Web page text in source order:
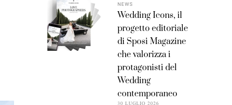
NEWS
Wedding Icons, il
progetto editoriale
di Sposi Magazine
che valorizza i
protagonisti del
Wedding
contemporaneo
30 LUGLIO 2026